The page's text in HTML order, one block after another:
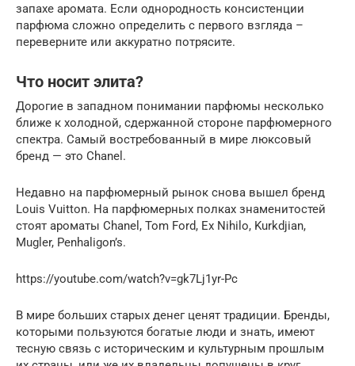
запахе аромата. Если однородность консистенции
парфюма сложно определить с первого взгляда –
переверните или аккуратно потрясите.
Что носит элита?
Дорогие в западном понимании парфюмы несколько
ближе к холодной, сдержанной стороне парфюмерного
спектра. Самый востребованный в мире люксовый
бренд — это Chanel.
Недавно на парфюмерный рынок снова вышел бренд
Louis Vuitton. На парфюмерных полках знаменитостей
стоят ароматы Chanel, Tom Ford, Ex Nihilo, Kurkdjian,
Mugler, Penhaligon’s.
https://youtube.com/watch?v=gk7Lj1yr-Pc
В мире больших старых денег ценят традиции. Бренды,
которыми пользуются богатые люди и знать, имеют
тесную связь с историческим и культурным прошлым